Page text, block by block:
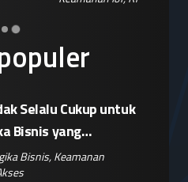
Selalu Cukup untuk
Bisnis yang
Bisnis,Keamanan